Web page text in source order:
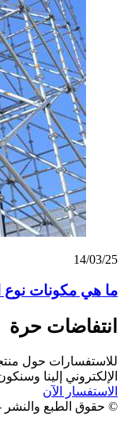
14/03/25
ما هي مكونات
انتفاضات حرة
للاستفسارات حول
الإلكتروني إلينا
الاستفسار الآن
© حقوق الطبع والنشر - 2010-2024: جميع الحقوق